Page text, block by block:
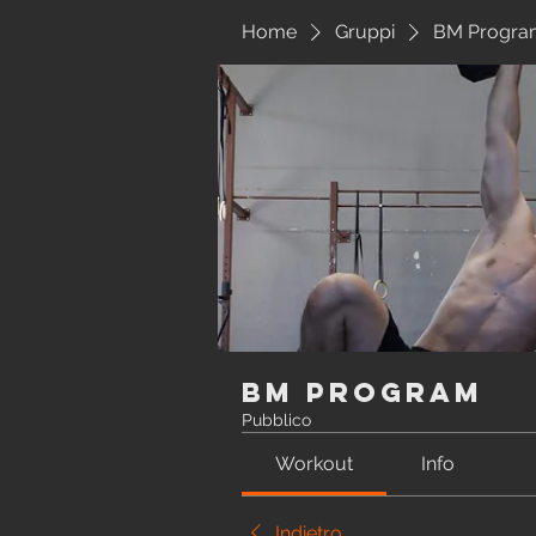
Home Gruppi BM
BM Program
Pubblico
Workout Info